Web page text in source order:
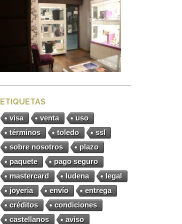
ETIQUETAS
visa venta
uso
términos
toledo
ssl
sobre nosotros
plazo
paquete
pago seguro
mastercard
ludena
legal
joyeria
envío
entrega
créditos
condiciones
castellanos
aviso